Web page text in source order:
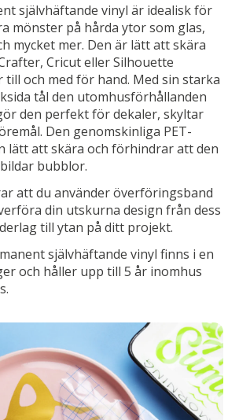
självhäftande vinyl är idealisk för
mönster på hårda ytor som glas,
mycket mer. Den är lätt att skära
Cricut eller Silhouette
till och med för hand. Med sin starka
tål den utomhusförhållanden
den perfekt för dekaler, skyltar
Den genomskinliga PET-
lätt att skära och förhindrar att den
bubblor.
att du använder överföringsband
din utskurna design från dess
till ytan på ditt projekt.
självhäftande vinyl finns i en
och håller upp till 5 år inomhus